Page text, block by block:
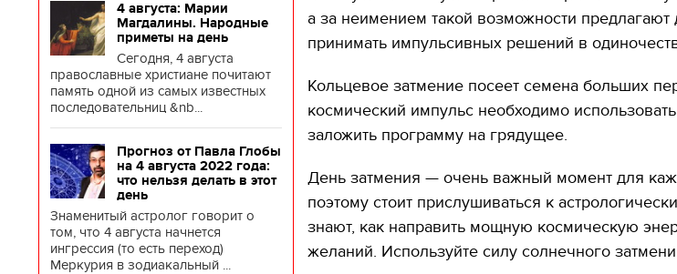
4 августа: Марии
Магдалины. Народные
приметы на день
Сегодня, 4 августа
православные христиане почитают
память одной из самых известных
последовательниц &nb...
Прогноз от Павла Глобы
на 4 августа 2022 года:
что нельзя делать в этот
день
Знаменитый астролог говорит о
том, что 4 августа начнется
ингрессия (то есть переход)
Меркурия в зодиакальный ...
а за неимением такой возможности предлагают
принимать импульсивных решений в
Кольцевое затмение посеет семена больших
космический импульс необходимо
заложить программу на грядущее.
День затмения — очень важный момент для
поэтому стоит прислушиваться к
знают, как направить мощную космическую
желаний. Используйте силу солнечного